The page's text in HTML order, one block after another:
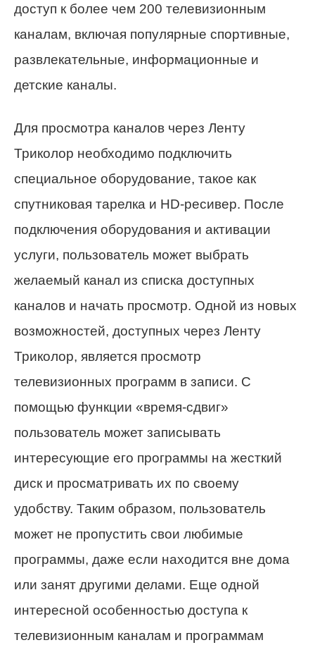
доступ к более чем 200 телевизионным
каналам, включая популярные спортивные,
развлекательные, информационные и
детские каналы.
Для просмотра каналов через Ленту
Триколор необходимо подключить
специальное оборудование, такое как
спутниковая тарелка и HD-ресивер. После
подключения оборудования и активации
услуги, пользователь может выбрать
желаемый канал из списка доступных
каналов и начать просмотр. Одной из новых
возможностей, доступных через Ленту
Триколор, является просмотр
телевизионных программ в записи. С
помощью функции «время-сдвиг»
пользователь может записывать
интересующие его программы на жесткий
диск и просматривать их по своему
удобству. Таким образом, пользователь
может не пропустить свои любимые
программы, даже если находится вне дома
или занят другими делами. Еще одной
интересной особенностью доступа к
телевизионным каналам и программам